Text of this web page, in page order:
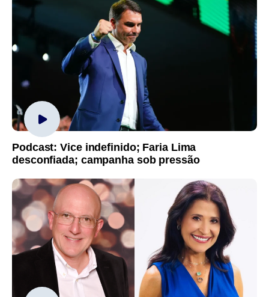
Podcast: Vice indefinido; Faria Lima
desconfiada; campanha sob pressão